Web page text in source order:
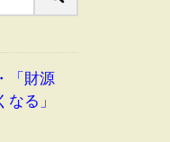
「財源
る」